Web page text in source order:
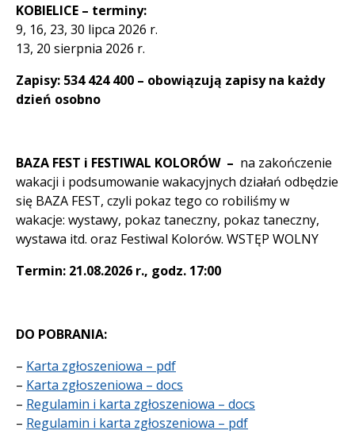
KOBIELICE – terminy:
9, 16, 23, 30 lipca 2026 r.
13, 20 sierpnia 2026 r.
Zapisy: 534 424 400 – obowiązują zapisy na każdy
dzień osobno
BAZA FEST i FESTIWAL KOLORÓW – na zakończenie
wakacji i podsumowanie wakacyjnych działań odbędzie
się BAZA FEST, czyli pokaz tego co robiliśmy w
wakacje: wystawy, pokaz taneczny, pokaz taneczny,
wystawa itd. oraz Festiwal Kolorów. WSTĘP WOLNY
Termin: 21.08.2026 r., godz. 17:00
DO POBRANIA:
– Karta zgłoszeniowa – pdf
– Karta zgłoszeniowa – docs
– Regulamin i karta zgłoszeniowa – docs
– Regulamin i karta zgłoszeniowa – pdf